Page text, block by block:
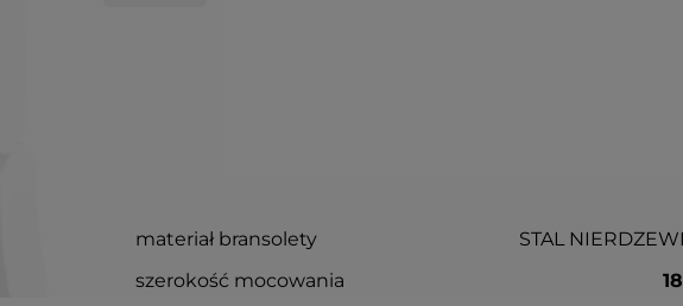
materiał bransolety
STAL
szerokość mocowania